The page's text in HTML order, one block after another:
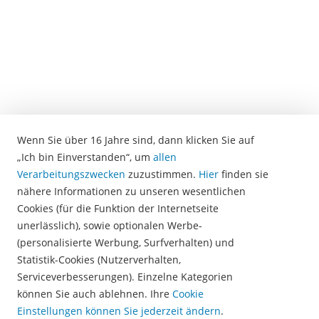
Wenn Sie über 16 Jahre sind, dann klicken Sie auf
„Ich bin Einverstanden“, um allen
Verarbeitungszwecken zuzustimmen. Hier finden sie
nähere Informationen zu unseren wesentlichen
Cookies (für die Funktion der Internetseite
unerlässlich), sowie optionalen Werbe-
(personalisierte Werbung, Surfverhalten) und
Statistik-Cookies (Nutzerverhalten,
Serviceverbesserungen). Einzelne Kategorien
können Sie auch ablehnen. Ihre Cookie
Einstellungen können Sie jederzeit ändern.